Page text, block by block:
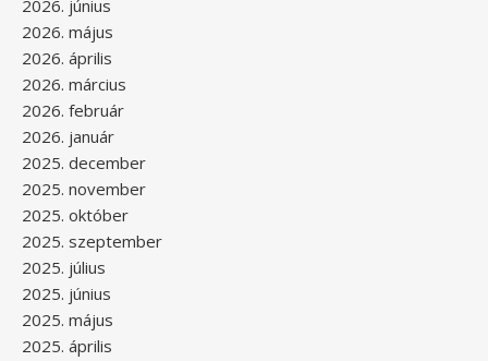
2026. június
2026. május
2026. április
2026. március
2026. február
2026. január
2025. december
2025. november
2025. október
2025. szeptember
2025. július
2025. június
2025. május
2025. április